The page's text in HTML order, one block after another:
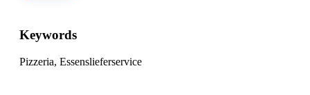
Keywords
Pizzeria, Essenslieferservice